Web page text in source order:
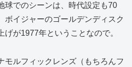
球でのシーンは、時代設定も70
ボイジャーのゴールデンディスク
げが1977年ということなので。
モルフィックレンズ（もちろんフ